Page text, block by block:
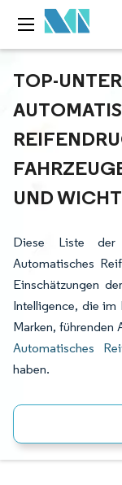
TOP-
UND
Diese Liste der
Automatisches
Einschätzungen
Intelligence, die im
Marken, führenden
Automatisches
haben.